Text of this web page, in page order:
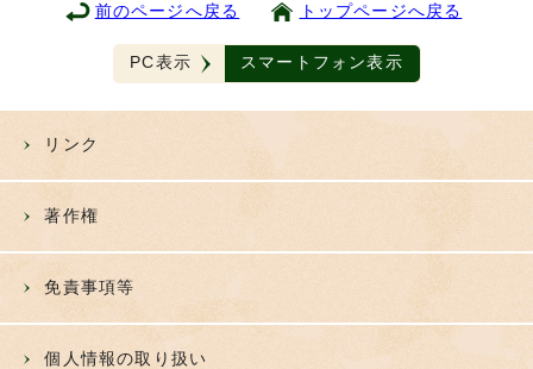
前のページへ戻る トップページへ戻る
PC表示 スマートフォン表示
リンク
著作権
免責事項等
個人情報の取り扱い